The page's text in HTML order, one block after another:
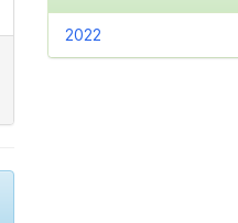
2022